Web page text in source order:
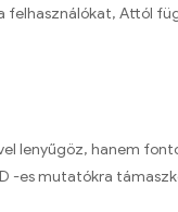
Attól
lenyűgöz, hanem
es mutatókra